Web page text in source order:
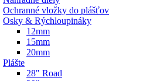
Ochranné vložky do plášťov
Osky & Rýchloupináky
12mm
15mm
20mm
Plášte
28" Road